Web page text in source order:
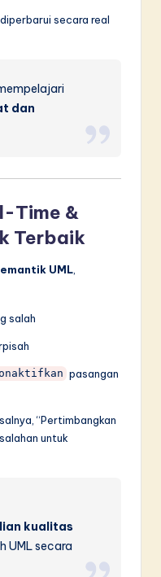
secara real
dan
Time &
Terbaik
UML
salah
pasangan
“Pertimbangkan
untuk
kualitas
UML secara